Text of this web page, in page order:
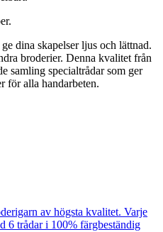
dina skapelser ljus och lättnad.
broderier. Denna kvalitet från
samling specialtrådar som ger
för alla handarbeten.
av högsta kvalitet. Varje
6 trådar i 100% färgbeständig